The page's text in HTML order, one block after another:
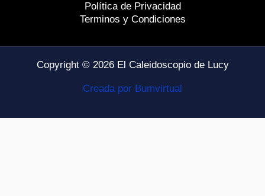
Política de Privacidad
Terminos y Condiciones
Copyright © 2026 El Caleidoscopio de Lucy
Creada por Bumvirtual